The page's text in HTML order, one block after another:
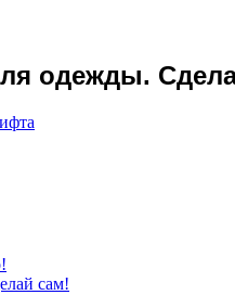
одежды.
сам!